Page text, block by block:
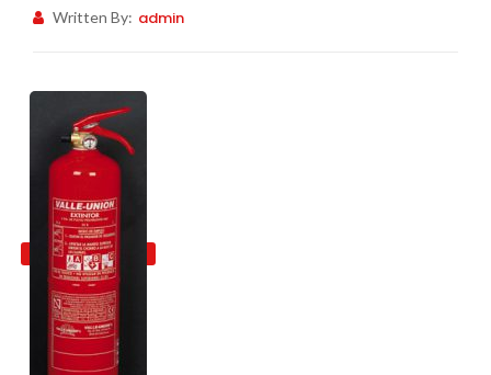
Written By: admin